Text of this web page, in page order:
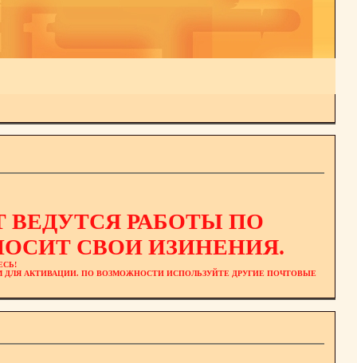
РАБОТЫ ПО
СВОИ ИЗИНЕНИЯ.
ДЛЯ АКТИВАЦИИ. ПО ВОЗМОЖНОСТИ ИСПОЛЬЗУЙТЕ ДРУГИЕ ПОЧТОВЫЕ